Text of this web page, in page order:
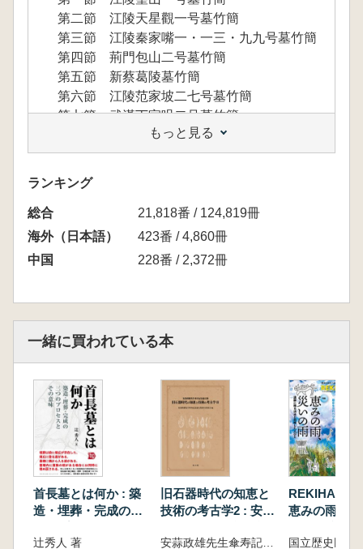
第二節 江陵天星觀一号墓竹簡
第三節 江陵秦家嘴一・一三・九九号墓竹簡
第四節 荊門包山二号墓竹簡
第五節 新蔡葛陵墓竹簡
第六節 江陵范家坡二七号墓竹簡
第七節 武漢丁家咀二号墓竹簡
第八節 荊門嚴倉一号墓竹簡
第九節 荊州望山橋一号墓竹簡
第一〇節 荊州棗林鋪唐維寺一二六号墓・熊
家灣四三号墓竹簡
第一一節 荊州棗林鋪彭家灣一八三号墓・二
六四号墓竹簡
むすび
第一節 「卜筮祭禱簡」の体例をめぐる基本
第二節 「卜筮祭禱簡」の体例分析(一) 第
一次占卜
第三節 「卜筮祭禱簡」の体例分析(二) 第
二次占卜
第四節 卜筮祭禱の実態分析
第五節 貞人たちの動向
むすび
第三章 望山楚簡「卜筮祭禱簡」との比較
もっと見る
ランキング
総合
21,818番 / 124,819冊
海外（日本語）
423番 / 4,860冊
中国
228番 / 2,372冊
一緒に買われている本
首長墓とは何か : 築
造・埋葬・完成の三
意味
辻秀人 著
旧石器時代の知恵と
技術の考古学2 : 安蒜
文集
安蒜政雄先生傘寿記念論文集刊行委員会 編集
恵みの雨、
と対峙した